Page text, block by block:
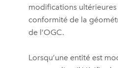
modifications
conformité de la
de l’OGC.
Lorsqu’une entité est